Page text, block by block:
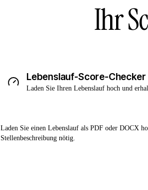
Ihr
Lebenslauf-Score-Checker
Laden Sie Ihren Lebenslauf hoch und
Laden Sie einen Lebenslauf als PDF oder DOCX
Stellenbeschreibung nötig.